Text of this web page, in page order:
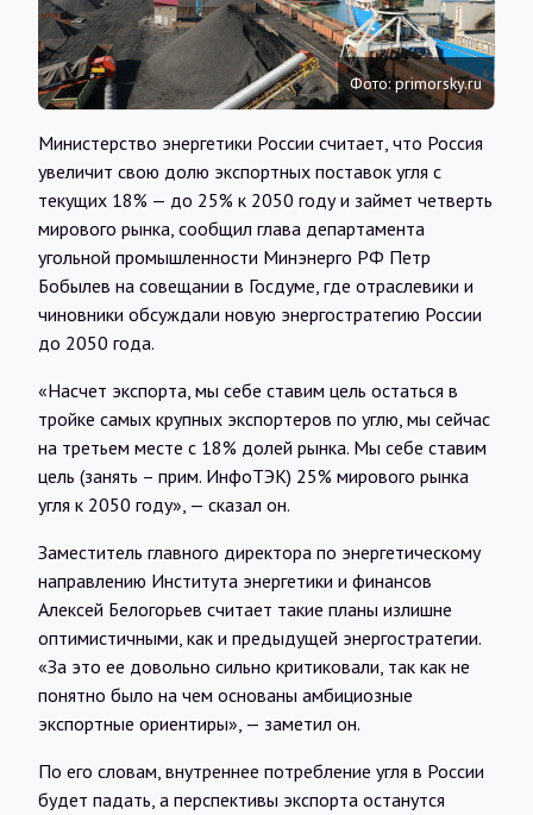
Карты
О нас
@Infotek_Russia
Фото: primorsky.ru
Министерство энергетики России считает, что Россия
увеличит свою долю экспортных поставок угля с
текущих 18% — до 25% к 2050 году и займет четверть
мирового рынка, сообщил глава департамента
угольной промышленности Минэнерго РФ Петр
Бобылев на совещании в Госдуме, где отраслевики и
чиновники обсуждали новую энергостратегию России
до 2050 года.
«Насчет экспорта, мы себе ставим цель остаться в
тройке самых крупных экспортеров по углю, мы сейчас
на третьем месте с 18% долей рынка. Мы себе ставим
цель (занять – прим. ИнфоТЭК) 25% мирового рынка
угля к 2050 году», — сказал он.
Заместитель главного директора по энергетическому
направлению Института энергетики и финансов
Алексей Белогорьев считает такие планы излишне
оптимистичными, как и предыдущей энергостратегии.
«За это ее довольно сильно критиковали, так как не
понятно было на чем основаны амбициозные
экспортные ориентиры», — заметил он.
По его словам, внутреннее потребление угля в России
будет падать, а перспективы экспорта останутся